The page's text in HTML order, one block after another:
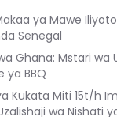
ya Mawe
Senegal
Ghana: Mstari wa
ya BBQ
Kukata Miti 15t/h
wa Nishati